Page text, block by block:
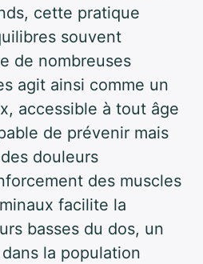
cette pratique
souvent
de nombreuses
agit ainsi comme un
accessible à tout âge
de prévenir mais
douleurs
des muscles
facilite la
basses du dos, un
la population